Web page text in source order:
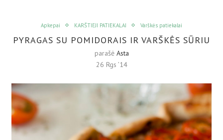
Apkepai KARŠTIEJI PATIEKALAI Varškės patiekalai
PYRAGAS SU POMIDORAIS IR VARŠKĖS SŪRIU
parašė Asta
26 Rgs ’14